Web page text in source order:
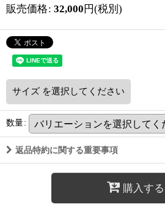
販売価格: 32,000 円(税別)
サイズ を選択してください
数量:
返品特約に関する重要事項
購入する